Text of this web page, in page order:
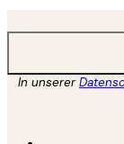
In unserer